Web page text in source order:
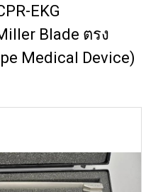
EKG
Blade ตรง
Medical Device)